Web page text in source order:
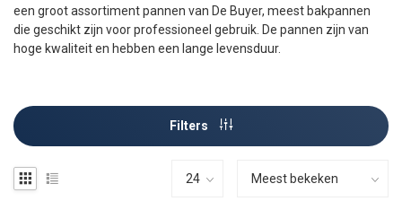
een groot assortiment pannen van De Buyer, meest bakpannen
die geschikt zijn voor professioneel gebruik. De pannen zijn van
hoge kwaliteit en hebben een lange levensduur.
Filters